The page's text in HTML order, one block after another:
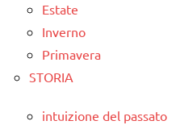
Estate
Inverno
Primavera
STORIA
intuizione del passato